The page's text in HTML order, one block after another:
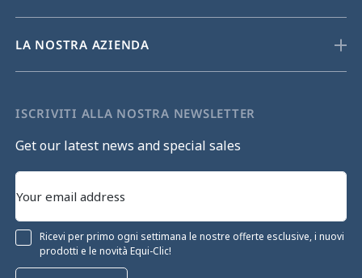
LA NOSTRA AZIENDA
ISCRIVITI ALLA NOSTRA NEWSLETTER
Get our latest news and special sales
Ricevi per primo ogni settimana le nostre offerte esclusive, i nuovi
prodotti e le novità Equi-Clic!